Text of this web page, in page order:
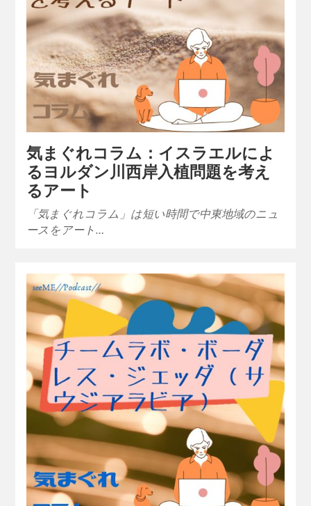
気まぐれコラム：イスラエルによ
るヨルダン川西岸入植問題を考え
るアート
「気まぐれコラム」は短い時間で中東地域のニュ
ースをアート…